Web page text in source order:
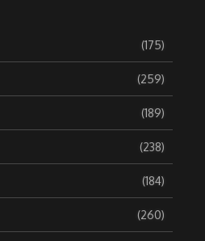
(175)
(259)
(189)
(238)
(184)
(260)